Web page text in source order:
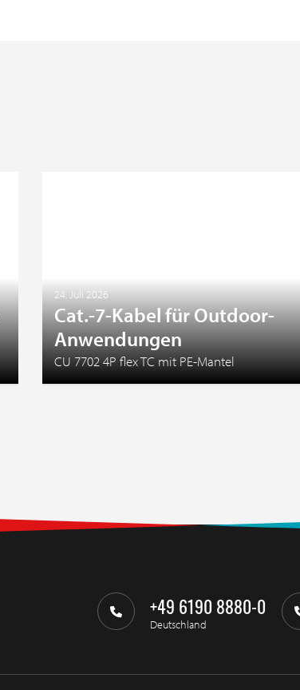
24. Juli 2026
Cat.-7-Kabel für Outdoor-
Anwendungen
CU 7702 4P flex TC mit PE-Mantel
+49 6190 8880-0
Deutschland